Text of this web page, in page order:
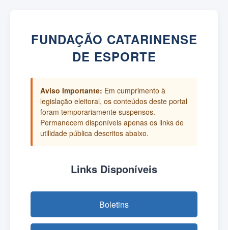
FUNDAÇÃO CATARINENSE
DE ESPORTE
Aviso Importante: Em cumprimento à
legislação eleitoral, os conteúdos deste portal
foram temporariamente suspensos.
Permanecem disponíveis apenas os links de
utilidade pública descritos abaixo.
Links Disponíveis
Boletins